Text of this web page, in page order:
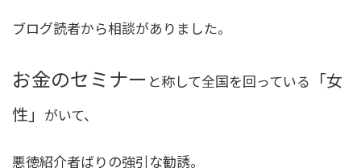
ブログ読者から相談がありました。
お金のセミナー と称して全国を回っている 「女
性」 がいて、
悪徳紹介者ばりの強引な勧誘。